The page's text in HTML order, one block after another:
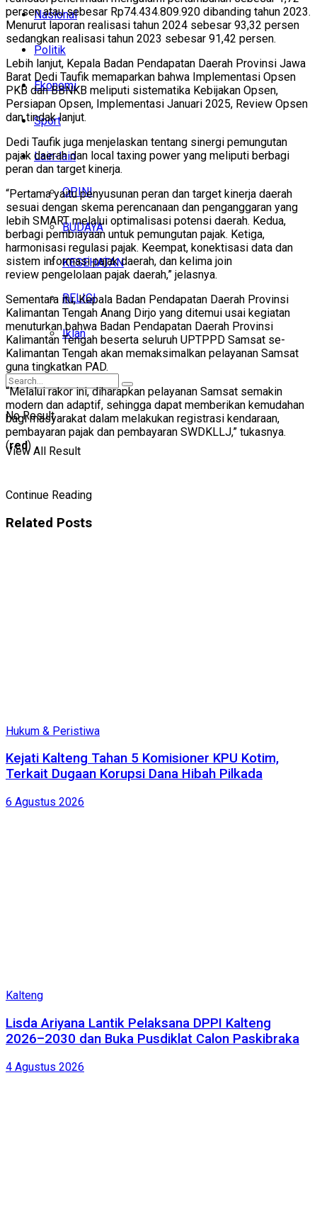
Nasional
Politik
Ekonomi
Sport
Lain-lain
OPINI
BUDAYA
KESEHATAN
RELIGI
Iklan
No Result
View All Result
persen atau sebesar Rp74.434.809.920 dibanding tahun 2023.
Menurut laporan realisasi tahun 2024 sebesar 93,32 persen
sedangkan realisasi tahun 2023 sebesar 91,42 persen.
Lebih lanjut, Kepala Badan Pendapatan Daerah Provinsi Jawa
Barat Dedi Taufik memaparkan bahwa Implementasi Opsen
PKB dan BBNKB meliputi sistematika Kebijakan Opsen,
Persiapan Opsen, Implementasi Januari 2025, Review Opsen
dan tindak lanjut.
Dedi Taufik juga menjelaskan tentang sinergi pemungutan
pajak daerah dan local taxing power yang meliputi berbagi
peran dan target kinerja.
“Pertama yaitu penyusunan peran dan target kinerja daerah
sesuai dengan skema perencanaan dan penganggaran yang
lebih SMART melalui optimalisasi potensi daerah. Kedua,
berbagi pembiayaan untuk pemungutan pajak. Ketiga,
harmonisasi regulasi pajak. Keempat, konektisasi data dan
sistem informasi pajak daerah, dan kelima join
review pengelolaan pajak daerah,” jelasnya.
Sementara itu, Kepala Badan Pendapatan Daerah Provinsi
Kalimantan Tengah Anang Dirjo yang ditemui usai kegiatan
menuturkan bahwa Badan Pendapatan Daerah Provinsi
Kalimantan Tengah beserta seluruh UPTPPD Samsat se-
Kalimantan Tengah akan memaksimalkan pelayanan Samsat
guna tingkatkan PAD.
“Melalui rakor ini, diharapkan pelayanan Samsat semakin
modern dan adaptif, sehingga dapat memberikan kemudahan
bagi masyarakat dalam melakukan registrasi kendaraan,
pembayaran pajak dan pembayaran SWDKLLJ,” tukasnya.
(red)
Continue Reading
Related Posts
Hukum & Peristiwa
Kejati Kalteng Tahan 5 Komisioner KPU Kotim,
Terkait Dugaan Korupsi Dana Hibah Pilkada
6 Agustus 2026
Kalteng
Lisda Ariyana Lantik Pelaksana DPPI Kalteng
2026–2030 dan Buka Pusdiklat Calon Paskibraka
4 Agustus 2026